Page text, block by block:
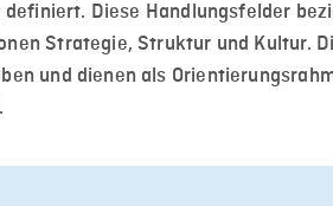
Diese Handlungsfelder
Strategie, Struktur und Kultur.
und dienen als